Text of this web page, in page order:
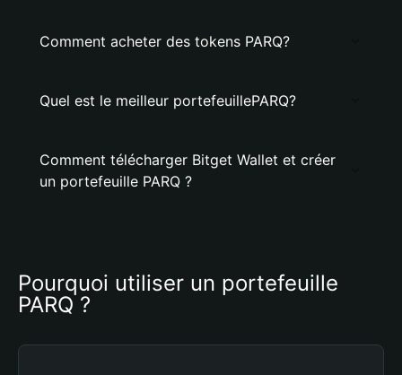
Comment acheter des tokens PARQ?
Quel est le meilleur portefeuillePARQ?
Comment télécharger Bitget Wallet et créer
un portefeuille PARQ ?
Pourquoi utiliser un portefeuille
PARQ ?